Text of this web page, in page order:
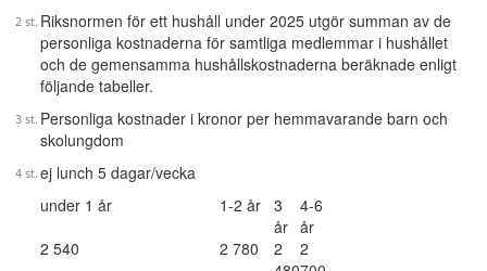
Riksnormen för ett hushåll under 2025 utgör summan av de
personliga kostnaderna för samtliga medlemmar i hushållet
och de gemensamma hushållskostnaderna beräknade enligt
följande tabeller.
Personliga kostnader i kronor per hemmavarande barn och
skolungdom
ej lunch 5 dagar/vecka
under 1 år
1-2 år 3
år
4-6
år
2 540
2 780
2
2